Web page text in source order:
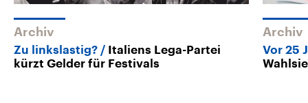
Archiv
Zu linkslastig?
Italiens Lega-Partei
kürzt Gelder für Festivals
Archiv
Vor 25